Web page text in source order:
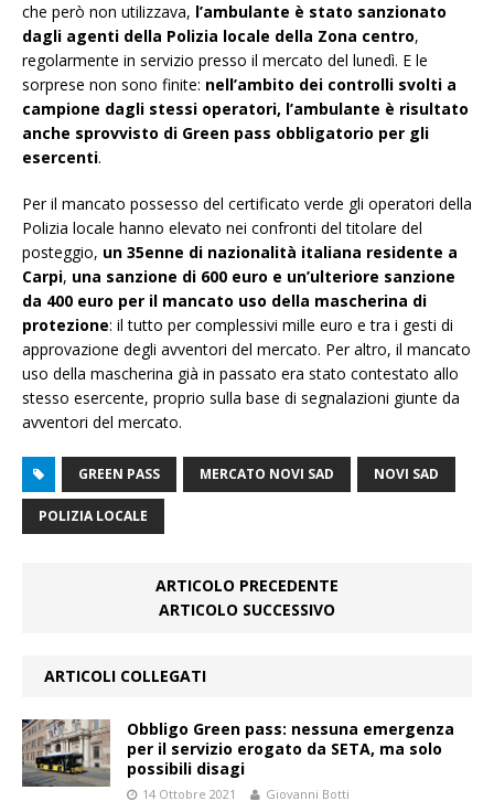
che però non utilizzava, l’ambulante è stato sanzionato
dagli agenti della Polizia locale della Zona centro,
regolarmente in servizio presso il mercato del lunedì. E le
sorprese non sono finite: nell’ambito dei controlli svolti a
campione dagli stessi operatori, l’ambulante è risultato
anche sprovvisto di Green pass obbligatorio per gli
esercenti.
Per il mancato possesso del certificato verde gli operatori della
Polizia locale hanno elevato nei confronti del titolare del
posteggio, un 35enne di nazionalità italiana residente a
Carpi, una sanzione di 600 euro e un’ulteriore sanzione
da 400 euro per il mancato uso della mascherina di
protezione: il tutto per complessivi mille euro e tra i gesti di
approvazione degli avventori del mercato. Per altro, il mancato
uso della mascherina già in passato era stato contestato allo
stesso esercente, proprio sulla base di segnalazioni giunte da
avventori del mercato.
GREEN PASS MERCATO NOVI SAD NOVI SAD
POLIZIA LOCALE
ARTICOLO PRECEDENTE
ARTICOLO SUCCESSIVO
ARTICOLI COLLEGATI
Obbligo Green pass: nessuna emergenza
per il servizio erogato da SETA, ma solo
possibili disagi
14 Ottobre 2021 Giovanni Botti